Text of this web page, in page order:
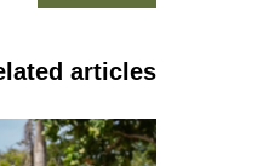
المقالات
articles